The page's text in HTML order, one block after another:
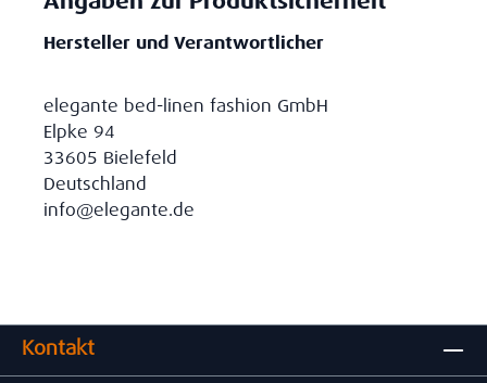
Hersteller und Verantwortlicher
elegante bed-linen fashion GmbH
Elpke 94
33605 Bielefeld
Deutschland
info@elegante.de
Kontakt